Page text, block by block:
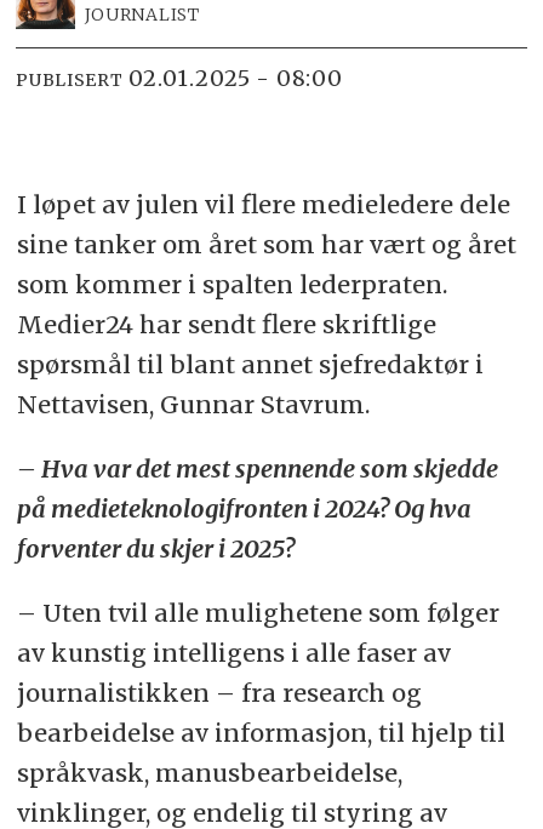
JOURNALIST
PUBLISERT 02.01.2025 - 08:00
I løpet av julen vil flere medieledere dele
sine tanker om året som har vært og året
som kommer i spalten lederpraten.
Medier24 har sendt flere skriftlige
spørsmål til blant annet sjefredaktør i
Nettavisen, Gunnar Stavrum.
– Hva var det mest spennende som skjedde
på medieteknologifronten i 2024? Og hva
forventer du skjer i 2025?
– Uten tvil alle mulighetene som følger
av kunstig intelligens i alle faser av
journalistikken – fra research og
bearbeidelse av informasjon, til hjelp til
språkvask, manusbearbeidelse,
vinklinger, og endelig til styring av